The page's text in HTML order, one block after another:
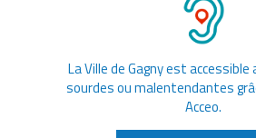
La Ville de Gagny est
sourdes ou malentendantes
Acceo.